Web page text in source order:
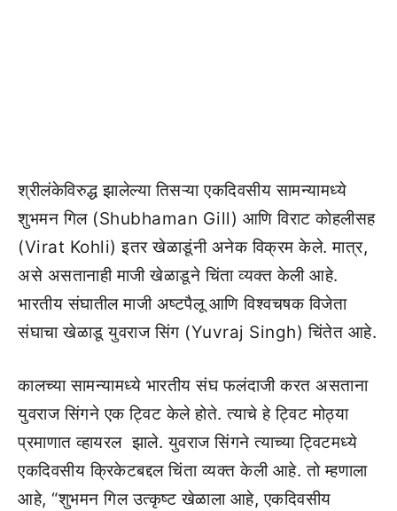
श्रीलंकेविरुद्ध झालेल्या तिसऱ्या एकदिवसीय सामन्यामध्ये
शुभमन गिल (Shubhaman Gill) आणि विराट कोहलीसह
(Virat Kohli) इतर खेळाडूंनी अनेक विक्रम केले. मात्र,
असे असतानाही माजी खेळाडूने चिंता व्यक्त केली आहे.
भारतीय संघातील माजी अष्टपैलू आणि विश्वचषक विजेता
संघाचा खेळाडू युवराज सिंग (Yuvraj Singh) चिंतेत आहे.
कालच्या सामन्यामध्ये भारतीय संघ फलंदाजी करत असताना
युवराज सिंगने एक ट्विट केले होते. त्याचे हे ट्विट मोठ्या
प्रमाणात व्हायरल झाले. युवराज सिंगने त्याच्या ट्विटमध्ये
एकदिवसीय क्रिकेटबद्दल चिंता व्यक्त केली आहे. तो म्हणाला
आहे, “शुभमन गिल उत्कृष्ट खेळाला आहे, एकदिवसीय